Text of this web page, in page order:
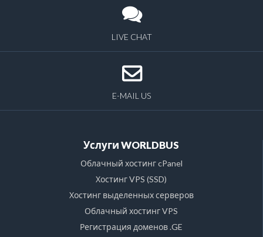
LIVE CHAT
E-MAIL US
Услуги WORLDBUS
Облачный хостинг cPanel
Хостинг VPS (SSD)
Хостинг выделенных серверов
Облачный хостинг VPS
Регистрация доменов .GE